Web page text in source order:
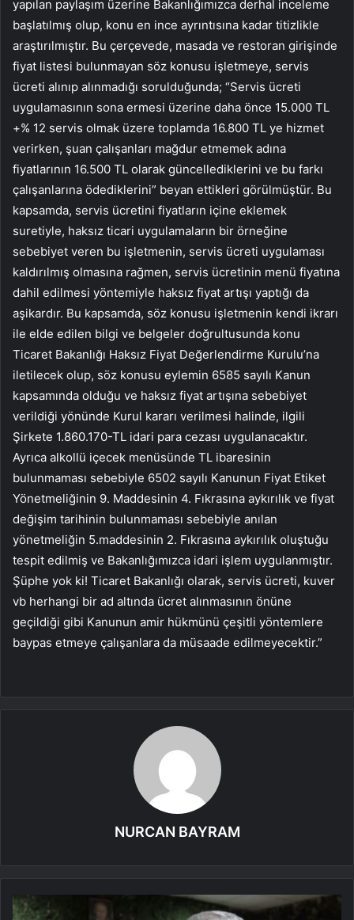
yapılan paylaşım üzerine Bakanlığımızca derhal inceleme
başlatılmış olup, konu en ince ayrıntısına kadar titizlikle
araştırılmıştır. Bu çerçevede, masada ve restoran girişinde
fiyat listesi bulunmayan söz konusu işletmeye, servis
ücreti alınıp alınmadığı sorulduğunda; “Servis ücreti
uygulamasının sona ermesi üzerine daha önce 15.000 TL
+% 12 servis olmak üzere toplamda 16.800 TL ye hizmet
verirken, şuan çalışanları mağdur etmemek adına
fiyatlarının 16.500 TL olarak güncellediklerini ve bu farkı
çalışanlarına ödediklerini” beyan ettikleri görülmüştür. Bu
kapsamda, servis ücretini fiyatların içine eklemek
suretiyle, haksız ticari uygulamaların bir örneğine
sebebiyet veren bu işletmenin, servis ücreti uygulaması
kaldırılmış olmasına rağmen, servis ücretinin menü fiyatına
dahil edilmesi yöntemiyle haksız fiyat artışı yaptığı da
aşikardır. Bu kapsamda, söz konusu işletmenin kendi ikrarı
ile elde edilen bilgi ve belgeler doğrultusunda konu
Ticaret Bakanlığı Haksız Fiyat Değerlendirme Kurulu’na
iletilecek olup, söz konusu eylemin 6585 sayılı Kanun
kapsamında olduğu ve haksız fiyat artışına sebebiyet
verildiği yönünde Kurul kararı verilmesi halinde, ilgili
Şirkete 1.860.170-TL idari para cezası uygulanacaktır.
Ayrıca alkollü içecek menüsünde TL ibaresinin
bulunmaması sebebiyle 6502 sayılı Kanunun Fiyat Etiket
Yönetmeliğinin 9. Maddesinin 4. Fıkrasına aykırılık ve fiyat
değişim tarihinin bulunmaması sebebiyle anılan
yönetmeliğin 5.maddesinin 2. Fıkrasına aykırılık oluştuğu
tespit edilmiş ve Bakanlığımızca idari işlem uygulanmıştır.
Şüphe yok ki! Ticaret Bakanlığı olarak, servis ücreti, kuver
vb herhangi bir ad altında ücret alınmasının önüne
geçildiği gibi Kanunun amir hükmünü çeşitli yöntemlere
baypas etmeye çalışanlara da müsaade edilmeyecektir.”
NURCAN BAYRAM